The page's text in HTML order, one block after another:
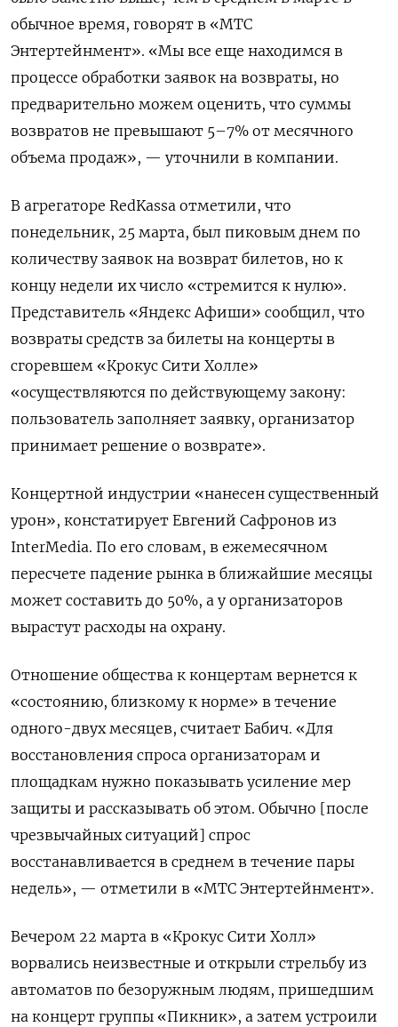
обычное время, говорят в «МТС
Энтертейнмент». «Мы все еще находимся в
процессе обработки заявок на возвраты, но
предварительно можем оценить, что суммы
возвратов не превышают 5–7% от месячного
объема продаж», — уточнили в компании.
В агрегаторе RedKassa отметили, что
понедельник, 25 марта, был пиковым днем по
количеству заявок на возврат билетов, но к
концу недели их число «стремится к нулю».
Представитель «Яндекс Афиши» сообщил, что
возвраты средств за билеты на концерты в
сгоревшем «Крокус Сити Холле»
«осуществляются по действующему закону:
пользователь заполняет заявку, организатор
принимает решение о возврате».
Концертной индустрии «нанесен существенный
урон», констатирует Евгений Сафронов из
InterMedia. По его словам, в ежемесячном
пересчете падение рынка в ближайшие месяцы
может составить до 50%, а у организаторов
вырастут расходы на охрану.
Отношение общества к концертам вернется к
«состоянию, близкому к норме» в течение
одного-двух месяцев, считает Бабич. «Для
восстановления спроса организаторам и
площадкам нужно показывать усиление мер
защиты и рассказывать об этом. Обычно [после
чрезвычайных ситуаций] спрос
восстанавливается в среднем в течение пары
недель», — отметили в «МТС Энтертейнмент».
Вечером 22 марта в «Крокус Сити Холл»
ворвались неизвестные и открыли стрельбу из
автоматов по безоружным людям, пришедшим
на концерт группы «Пикник», а затем устроили